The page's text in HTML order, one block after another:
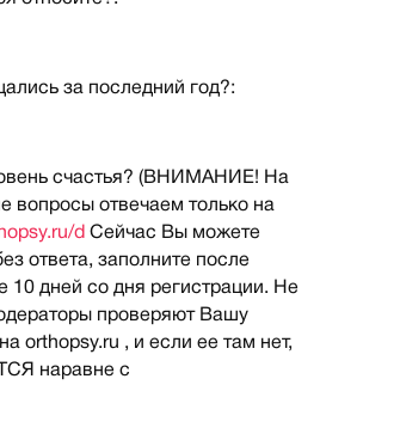
за последний год?:
счастья? (ВНИМАНИЕ! На
вопросы отвечаем только на
d Сейчас Вы можете
ответа, заполните после
10 дней со дня регистрации. Не
проверяют Вашу
orthopsy.ru , и если ее там нет,
наравне с